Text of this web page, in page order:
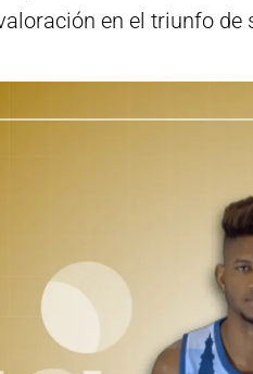
en el triunfo de